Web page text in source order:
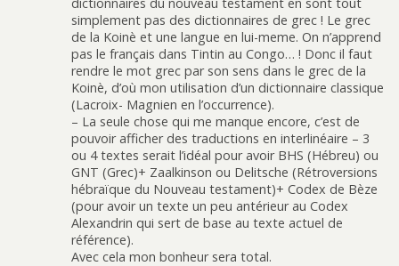
simplement pas des dictionnaires de grec ! Le grec
de la Koinè et une langue en lui-meme. On n’apprend
pas le français dans Tintin au Congo… ! Donc il faut
rendre le mot grec par son sens dans le grec de la
Koinè, d’où mon utilisation d’un dictionnaire classique
(Lacroix- Magnien en l’occurrence).
– La seule chose qui me manque encore, c’est de
pouvoir afficher des traductions en interlinéaire – 3
ou 4 textes serait l’idéal pour avoir BHS (Hébreu) ou
GNT (Grec)+ Zaalkinson ou Delitsche (Rétroversions
hébraïque du Nouveau testament)+ Codex de Bèze
(pour avoir un texte un peu antérieur au Codex
Alexandrin qui sert de base au texte actuel de
référence).
Avec cela mon bonheur sera total.